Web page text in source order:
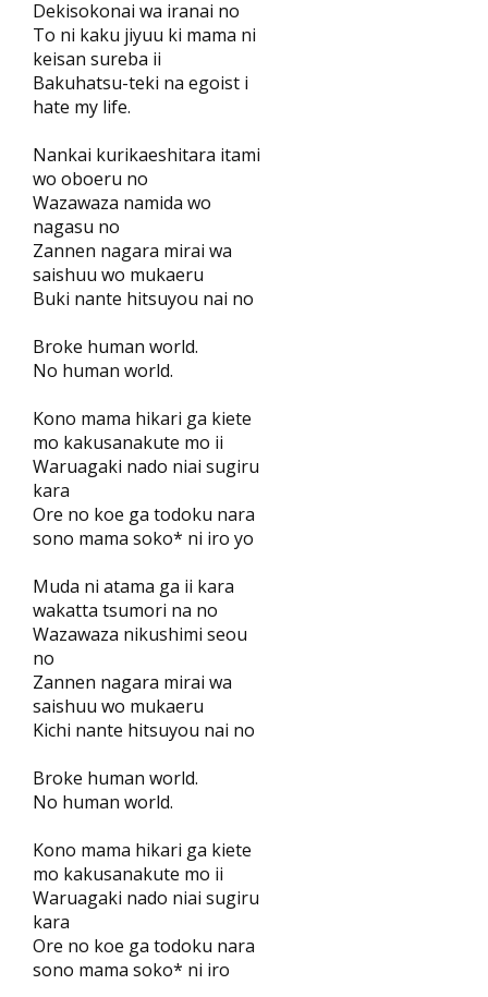
Dekisokonai wa iranai no
To ni kaku jiyuu ki mama ni
keisan sureba ii
Bakuhatsu-teki na egoist i
hate my life.
Nankai kurikaeshitara itami
wo oboeru no
Wazawaza namida wo
nagasu no
Zannen nagara mirai wa
saishuu wo mukaeru
Buki nante hitsuyou nai no
Broke human world.
No human world.
Kono mama hikari ga kiete
mo kakusanakute mo ii
Waruagaki nado niai sugiru
kara
Ore no koe ga todoku nara
sono mama soko* ni iro yo
Muda ni atama ga ii kara
wakatta tsumori na no
Wazawaza nikushimi seou
no
Zannen nagara mirai wa
saishuu wo mukaeru
Kichi nante hitsuyou nai no
Broke human world.
No human world.
Kono mama hikari ga kiete
mo kakusanakute mo ii
Waruagaki nado niai sugiru
kara
Ore no koe ga todoku nara
sono mama soko* ni iro